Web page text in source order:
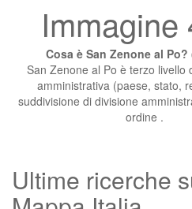
Immagine
Cosa è San Zenone al
San Zenone al Po è terzo livello
amministrativa (paese, stato,
suddivisione di divisione
ordine .
Ultime ricerche